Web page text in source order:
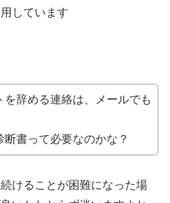
しています
を辞める連絡は、メールでも
断書って必要なのかな？
けることが困難になった場